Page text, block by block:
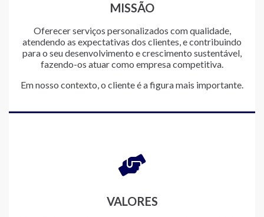
MISSÃO
Oferecer serviços personalizados com qualidade,
atendendo as expectativas dos clientes, e contribuindo
para o seu desenvolvimento e crescimento sustentável,
fazendo-os atuar como empresa competitiva.
Em nosso contexto, o cliente é a figura mais importante.
VALORES